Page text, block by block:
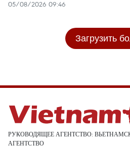
05/08/2026 09:46
Загрузить
РУКОВОДЯЩЕЕ АГЕНТСТВО:
АГЕНТСТВО